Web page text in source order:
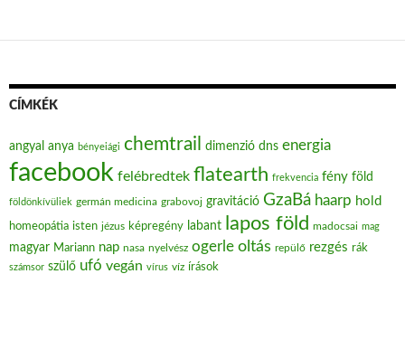
CÍMKÉK
angyal anya bényeiági chemtrail dimenzió dns energia
facebook felébredtek flatearth frekvencia fény föld
földönkívüliek germán medicina grabovoj gravitáció GzaBá haarp hold
homeopátia isten jézus képregény labant lapos föld madocsai mag
magyar Mariann nap nasa nyelvész ogerle oltás repülő rezgés rák
számsor szülő ufó vegán vírus víz írások